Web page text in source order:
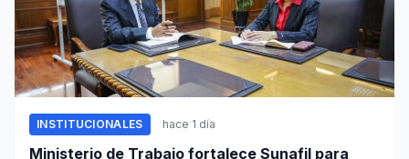
INSTITUCIONALES hace 1 día
Ministerio de Trabajo fortalece Sunafil para